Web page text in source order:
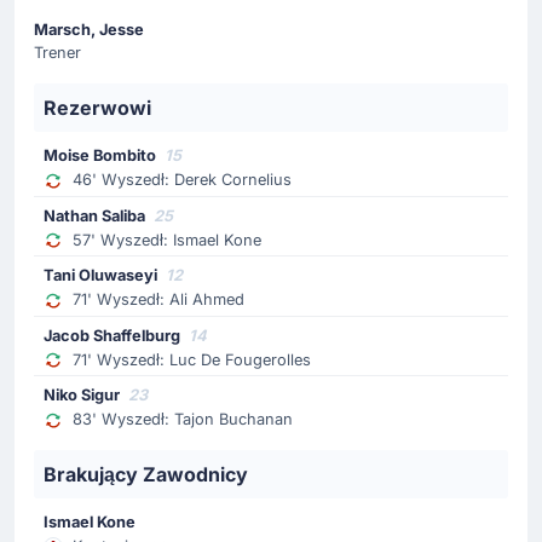
wchodzi Jacob Shaffelburg.
Gol !
Kanada... i kolejna bramka! Nathan-Dylan Saliba
62'
Żółta kartka
Ahmed Fathi
Żółty kartonik ogląda Ahmed Fathi (Katar). To zła
wiadomość dla drużyny.
Zmiana zawodnika
Akram Afif
Katar: schodzi Akram Afif, za niego zagra Alhashmi
Marsch, Jesse
Trener
Rezerwowi
Moise Bombito 15
46' Wyszedł: Derek Cornelius
Nathan Saliba 25
57' Wyszedł: Ismael Kone
Tani Oluwaseyi 12
71' Wyszedł: Ali Ahmed
Jacob Shaffelburg 14
71' Wyszedł: Luc De Fougerolles
Niko Sigur 23
83' Wyszedł: Tajon Buchanan
Brakujący Zawodnicy
Ismael Kone